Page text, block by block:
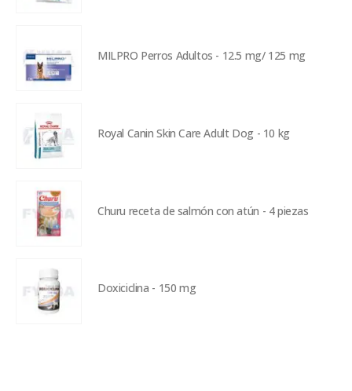
MILPRO Perros Adultos - 12.5 mg/ 125 mg
Royal Canin Skin Care Adult Dog - 10 kg
Churu receta de salmón con atún - 4 piezas
Doxiciclina - 150 mg